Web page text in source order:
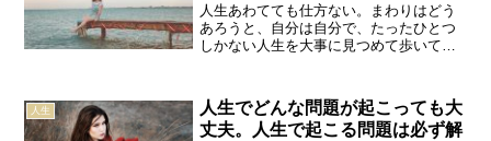
人生あわてても仕方ない。まわりはどう
あろうと、自分は自分で、たったひとつ
しかない人生を大事に見つめて歩いてい
こともない。人生はそれほどたいしたも
のではない。ごく素直に、...
人生
人生でどんな問題が起こっても大
丈夫。人生で起こる問題は必ず解